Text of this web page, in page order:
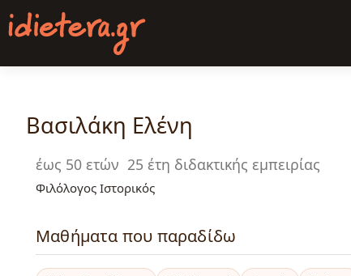
Παράκαμψη
προς
κυρίως
Βασιλάκη Ελένη
έως 50 ετών 25 έτη διδακτικής εμπειρίας
Φιλόλογος Ιστορικός
Μαθήματα που παραδίδω